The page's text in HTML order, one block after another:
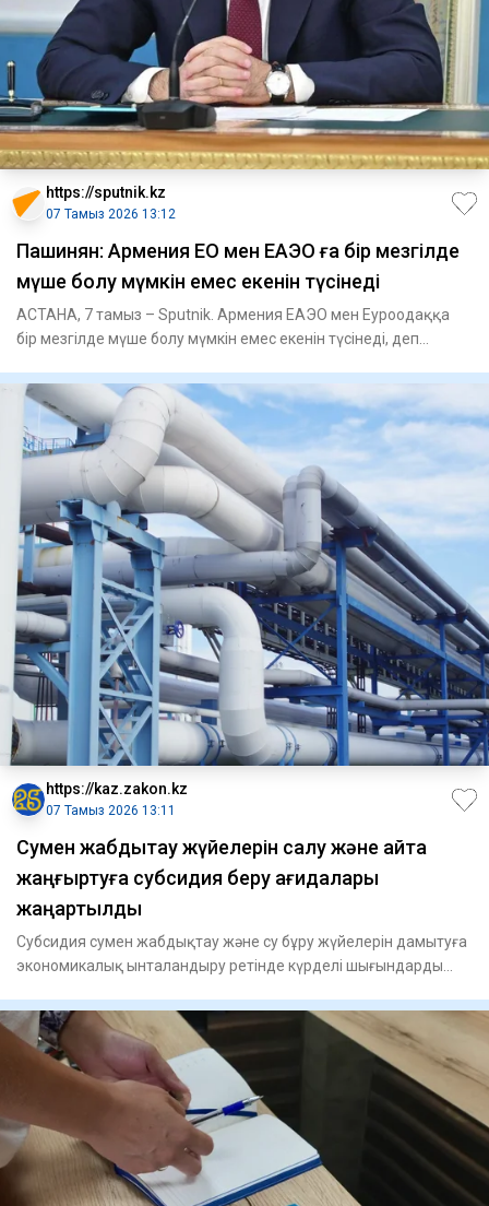
https://sputnik.kz
07 Тамыз 2026 13:12
Пашинян: Армения ЕО мен ЕАЭО ға бір мезгілде
мүше болу мүмкін емес екенін түсінеді
АСТАНА, 7 тамыз – Sputnik. Армения ЕАЭО мен Еуроодаққа
бір мезгілде мүше болу мүмкін емес екенін түсінеді, деп
https://kaz.zakon.kz
07 Тамыз 2026 13:11
Сумен жабдықтау жүйелерін салу және қайта
жаңғыртуға субсидия беру қағидалары
жаңартылды
Субсидия сумен жабдықтау және су бұру жүйелерін дамытуға
экономикалық ынталандыру ретінде күрделі шығындарды